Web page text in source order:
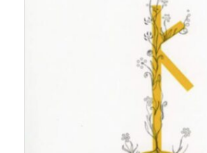
ACQUISTA PRODOTTO /